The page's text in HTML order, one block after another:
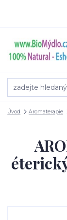
Úvod Aromaterapie